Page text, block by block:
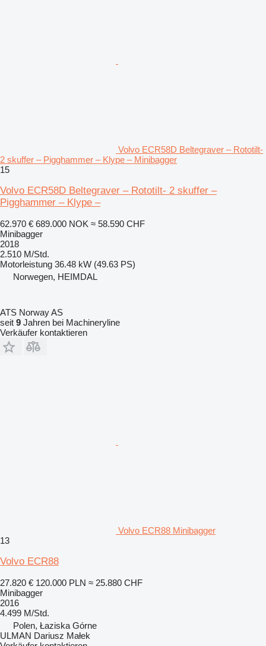
Volvo ECR58D Beltegraver – Rototilt-
2 skuffer – Pigghammer – Klype – Minibagger
15
Volvo ECR58D Beltegraver – Rototilt- 2 skuffer –
Pigghammer – Klype –
62.970 € 689.000 NOK ≈ 58.590 CHF
Minibagger
2018
2.510 M/Std.
Motorleistung 36.48 kW (49.63 PS)
Norwegen, HEIMDAL
ATS Norway AS
seit 9 Jahren bei Machineryline
Verkäufer kontaktieren
Volvo ECR88 Minibagger
13
Volvo ECR88
27.820 € 120.000 PLN ≈ 25.880 CHF
Minibagger
2016
4.499 M/Std.
Polen, Łaziska Górne
ULMAN Dariusz Małek